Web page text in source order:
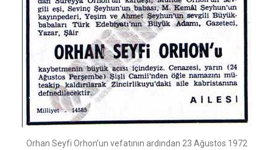
Orhan Seyfi Orhon’un vefatının ardından 23 Ağustos 1972